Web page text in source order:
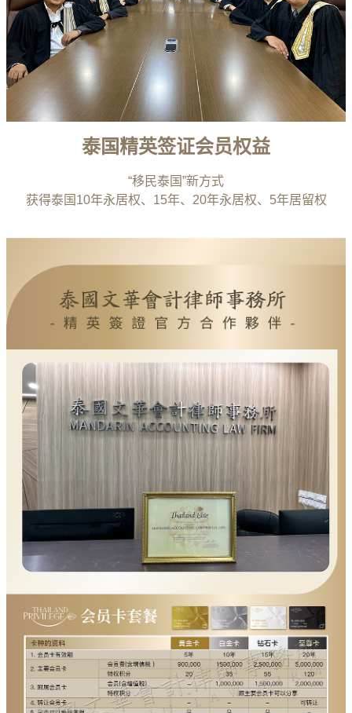
泰国精英签证会员权益
“移民泰国”新方式
获得泰国10年永居权、15年、20年永居权、5年居留权